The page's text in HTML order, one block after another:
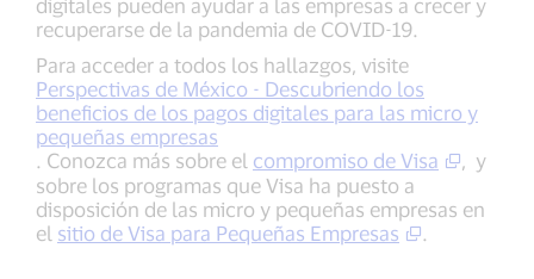
digitales pueden ayudar a las empresas a crecer y
recuperarse de la pandemia de COVID-19.
Para acceder a todos los hallazgos, visite
Perspectivas de México - Descubriendo los
beneficios de los pagos digitales para las micro y
pequeñas empresas
. Conozca más sobre el compromiso de Visa
, y
sobre los programas que Visa ha puesto a
disposición de las micro y pequeñas empresas en
el sitio de Visa para Pequeñas Empresas .